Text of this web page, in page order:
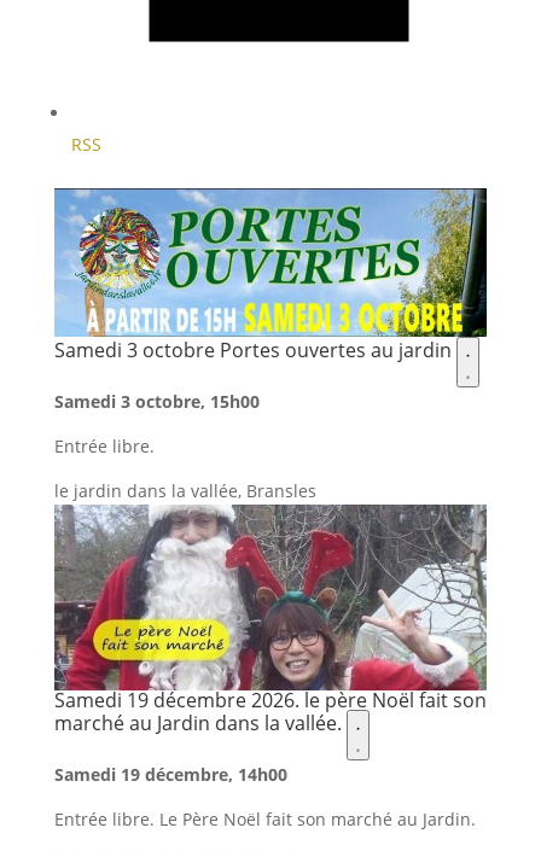
RSS
Samedi 3 octobre Portes ouvertes au jardin
Ajouter
Samedi
3
jardin
aux
favoris.
Samedi 3 octobre, 15h00
Entrée libre.
le jardin dans la vallée, Bransles
Samedi 19 décembre 2026. le père Noël fait son
marché au Jardin dans la vallée.
Ajouter
Samedi
19
2026.
le
Samedi 19 décembre, 14h00
Entrée libre. Le Père Noël fait son marché au Jardin.